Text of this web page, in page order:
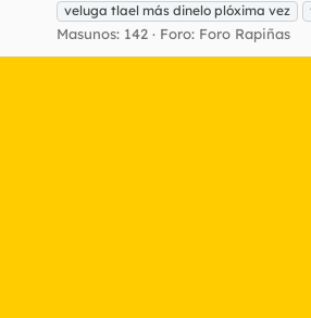
veluga tlael más dinelo plóxima vez
Masunos: 142 Foro: Foro Rapiñas